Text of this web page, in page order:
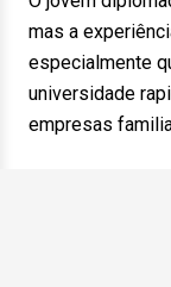
mas a
especialmente
universidade
empresas